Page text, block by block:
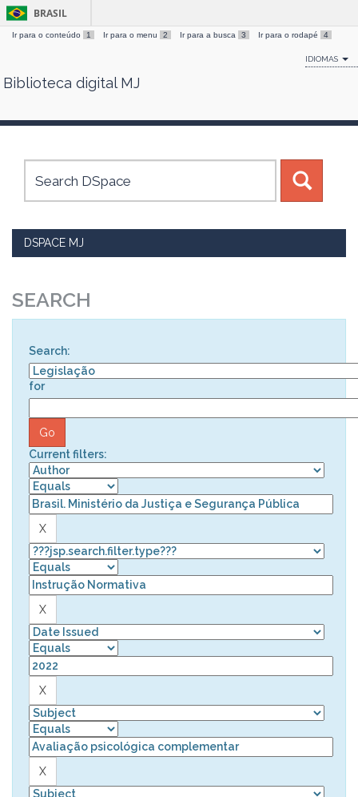
Skip
BRASIL
Ir para o conteúdo 1 Ir para o menu 2 Ir para a busca 3 Ir para o rodapé 4
IDIOMAS
Biblioteca digital MJ
DSPACE MJ
SEARCH
Search:
for
Current filters: